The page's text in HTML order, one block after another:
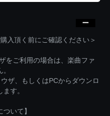
入頂く前にご確認ください＞
をご利用の場合は、楽曲ファ
ザ、もしくはPCからダウンロ
す。
いて】